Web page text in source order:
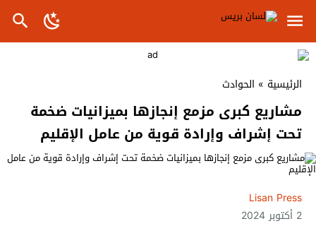
الرئيسية » الحوادث
مشاريع كبرى مزمع إنجازها بميزانيات ضخمة
تحت إشراف وإرادة قوية من عامل الإقليم
Lisan Press
2 أكتوبر 2024